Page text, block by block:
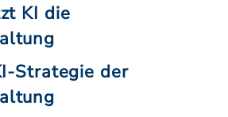
KI die
Strategie der